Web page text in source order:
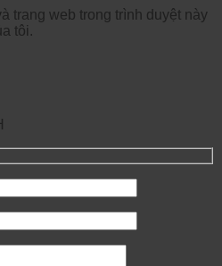
trang web trong trình duyệt này
tôi.